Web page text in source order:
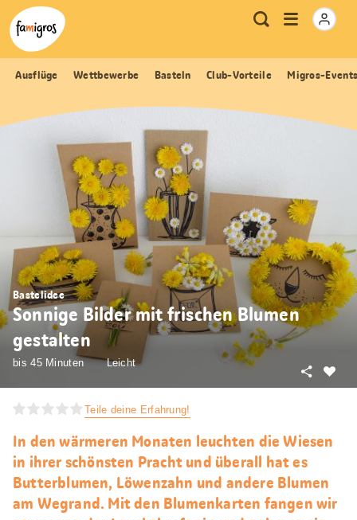
Sprungmarken
Navigation
Header
Logo
Meta
Navigation
Suche
Menu
öffnen
Ausflüge Wettbewerbe Basteln Club-Vorteile Migros-
Teile deine Erfahrung!
Bastelidee
Sonnige Bilder mit frischen Blumen
gestalten
bis 45 Minuten
Leicht
Teilen
In den wärmeren Monaten leuchten die Wiesen
in ihrer schönsten Pracht und überall hat es
Butterblumen, Löwenzahn und andere Blumen
am Wegrand. Mit den Blumenkarten fangen wir